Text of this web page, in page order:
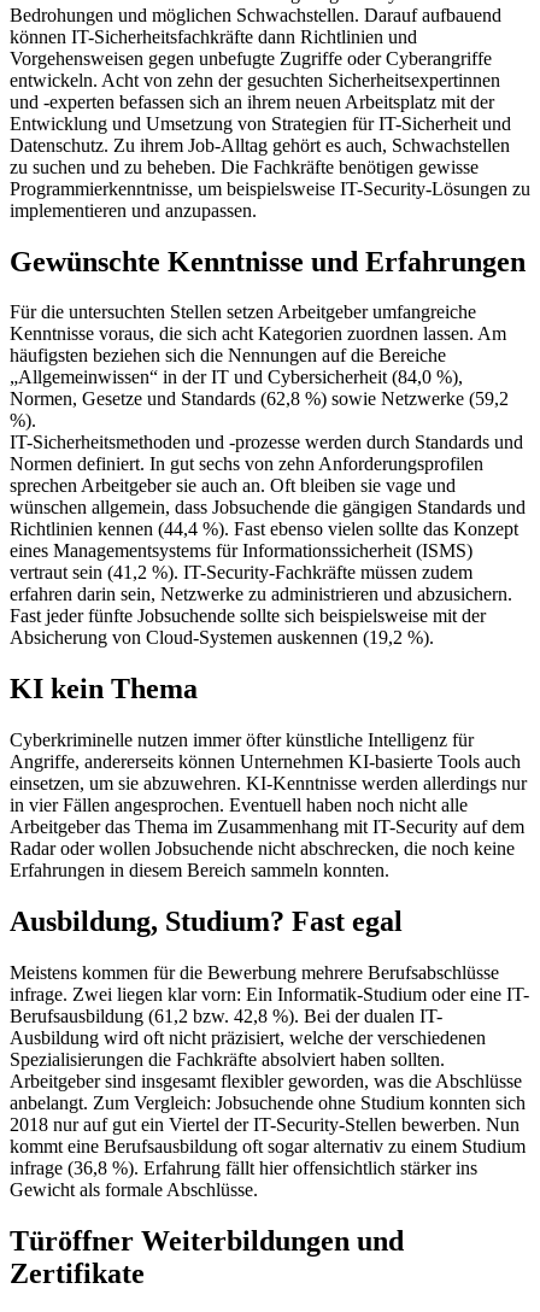
Bedrohungen und möglichen Schwachstellen. Darauf aufbauend
können IT-Sicherheitsfachkräfte dann Richtlinien und
Vorgehensweisen gegen unbefugte Zugriffe oder Cyberangriffe
entwickeln. Acht von zehn der gesuchten Sicherheitsexpertinnen
und -experten befassen sich an ihrem neuen Arbeitsplatz mit der
Entwicklung und Umsetzung von Strategien für IT-Sicherheit und
Datenschutz. Zu ihrem Job-Alltag gehört es auch, Schwachstellen
zu suchen und zu beheben. Die Fachkräfte benötigen gewisse
Programmierkenntnisse, um beispielsweise IT-Security-Lösungen zu
implementieren und anzupassen.
Gewünschte Kenntnisse und Erfahrungen
Für die untersuchten Stellen setzen Arbeitgeber umfangreiche
Kenntnisse voraus, die sich acht Kategorien zuordnen lassen. Am
häufigsten beziehen sich die Nennungen auf die Bereiche
„Allgemeinwissen“ in der IT und Cybersicherheit (84,0 %),
Normen, Gesetze und Standards (62,8 %) sowie Netzwerke (59,2
%).
IT-Sicherheitsmethoden und -prozesse werden durch Standards und
Normen definiert. In gut sechs von zehn Anforderungsprofilen
sprechen Arbeitgeber sie auch an. Oft bleiben sie vage und
wünschen allgemein, dass Jobsuchende die gängigen Standards und
Richtlinien kennen (44,4 %). Fast ebenso vielen sollte das Konzept
eines Managementsystems für Informationssicherheit (ISMS)
vertraut sein (41,2 %). IT-Security-Fachkräfte müssen zudem
erfahren darin sein, Netzwerke zu administrieren und abzusichern.
Fast jeder fünfte Jobsuchende sollte sich beispielsweise mit der
Absicherung von Cloud-Systemen auskennen (19,2 %).
KI kein Thema
Cyberkriminelle nutzen immer öfter künstliche Intelligenz für
Angriffe, andererseits können Unternehmen KI-basierte Tools auch
einsetzen, um sie abzuwehren. KI-Kenntnisse werden allerdings nur
in vier Fällen angesprochen. Eventuell haben noch nicht alle
Arbeitgeber das Thema im Zusammenhang mit IT-Security auf dem
Radar oder wollen Jobsuchende nicht abschrecken, die noch keine
Erfahrungen in diesem Bereich sammeln konnten.
Ausbildung, Studium? Fast egal
Meistens kommen für die Bewerbung mehrere Berufsabschlüsse
infrage. Zwei liegen klar vorn: Ein Informatik-Studium oder eine IT-
Berufsausbildung (61,2 bzw. 42,8 %). Bei der dualen IT-
Ausbildung wird oft nicht präzisiert, welche der verschiedenen
Spezialisierungen die Fachkräfte absolviert haben sollten.
Arbeitgeber sind insgesamt flexibler geworden, was die Abschlüsse
anbelangt. Zum Vergleich: Jobsuchende ohne Studium konnten sich
2018 nur auf gut ein Viertel der IT-Security-Stellen bewerben. Nun
kommt eine Berufsausbildung oft sogar alternativ zu einem Studium
infrage (36,8 %). Erfahrung fällt hier offensichtlich stärker ins
Gewicht als formale Abschlüsse.
Türöffner Weiterbildungen und
Zertifikate